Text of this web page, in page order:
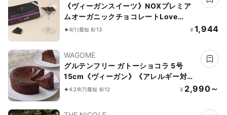
《ヴィーガンスイーツ》NOXプレミア
ムオーガニックチョコレートLove
Editionクランベリー12粒
4(1)最短 8/13 ¥ 1,944
WAGOME
グルテンフリー ガトーショコラ 5号
15cm《ヴィーガン》《アレルギー対
応》《小麦なし》《卵なし》《乳なし》
4.29(7)最短 8/12 ¥ 2,990～